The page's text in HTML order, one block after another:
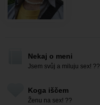
Nekaj o meni
Jsem svůj a miluju sex! ??
Koga iščem
Ženu na sex! ??